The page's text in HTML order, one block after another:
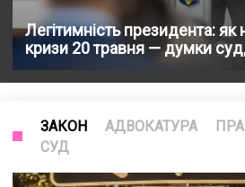
Легітимність президента: як
кризи 20 травня — думки
ЗАКОН АДВОКАТУРА
СУД